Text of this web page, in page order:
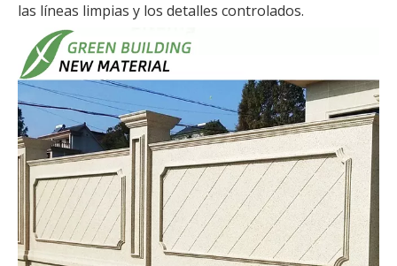
las líneas limpias y los detalles controlados.